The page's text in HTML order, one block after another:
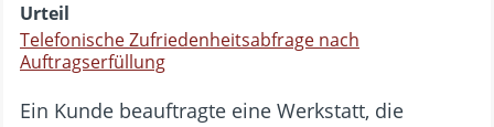
Urteil
Telefonische Zufriedenheitsabfrage nach
Auftragserfüllung
Ein Kunde beauftragte eine Werkstatt, die